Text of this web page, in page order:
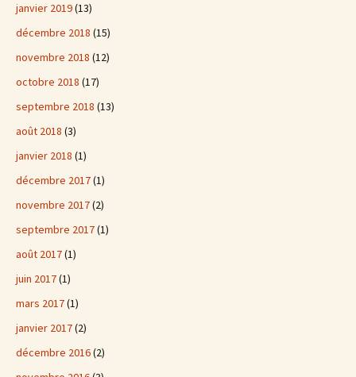
janvier 2019(13)
décembre 2018 (15)
novembre 2018 (12)
octobre 2018 (17)
septembre 2018 (13)
août 2018 (3)
janvier 2018 (1)
décembre 2017(1)
novembre 2017(2)
septembre 2017(1)
août 2017(1)
juin 2017(1)
mars 2017(1)
janvier 2017(2)
décembre 2016(2)